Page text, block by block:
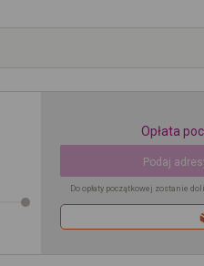
Opłata
Podaj
Do opłaty początkowej zostanie